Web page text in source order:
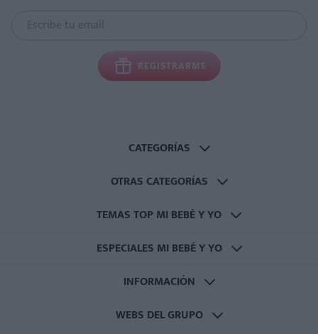
REGISTRARME
CATEGORÍAS
OTRAS CATEGORÍAS
TEMAS TOP MI BEBÉ Y YO
ESPECIALES MI BEBÉ Y YO
INFORMACIÓN
WEBS DEL GRUPO